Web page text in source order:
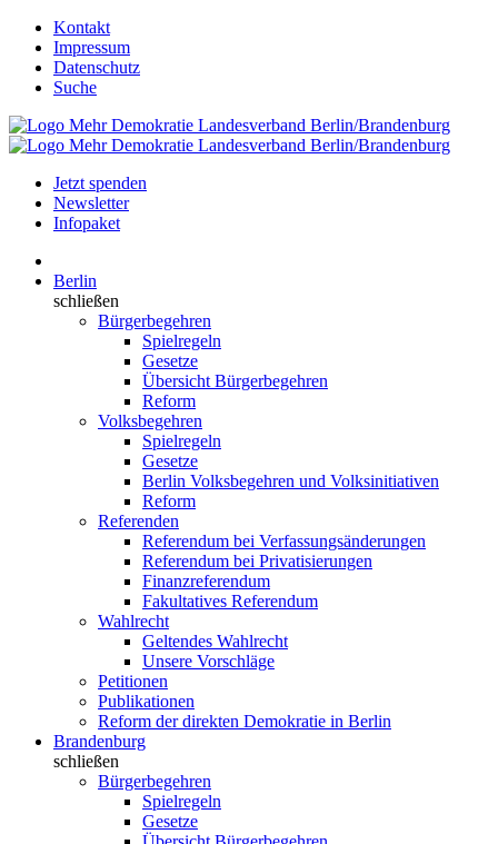
Kontakt
Impressum
Datenschutz
Suche
Jetzt spenden
Newsletter
Infopaket
Berlin
schließen
Bürgerbegehren
Spielregeln
Gesetze
Übersicht Bürgerbegehren
Reform
Volksbegehren
Spielregeln
Gesetze
Berlin Volksbegehren und Volksinitiativen
Reform
Referenden
Referendum bei Verfassungsänderungen
Referendum bei Privatisierungen
Finanzreferendum
Fakultatives Referendum
Wahlrecht
Geltendes Wahlrecht
Unsere Vorschläge
Petitionen
Publikationen
Reform der direkten Demokratie in Berlin
Brandenburg
schließen
Bürgerbegehren
Spielregeln
Gesetze